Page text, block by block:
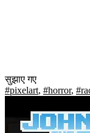
सुझाए गए
#pixelart, #horror,